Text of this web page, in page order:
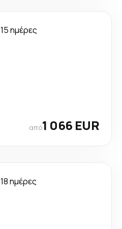
15 ημέρες
από1 066 EUR
18 ημέρες